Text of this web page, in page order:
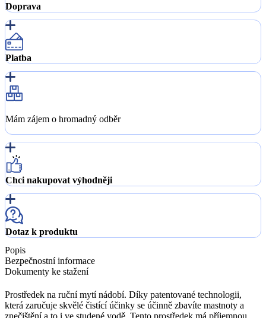
Doprava
Platba
Mám zájem o hromadný odběr
Chci nakupovat výhodněji
Dotaz k produktu
Popis
Bezpečnostní informace
Dokumenty ke stažení
Prostředek na ruční mytí nádobí. Díky patentované technologii,
která zaručuje skvělé čistící účinky se účinně zbavíte mastnoty a
znečištění a to i ve studené vodě. Tento prostředek má příjemnou